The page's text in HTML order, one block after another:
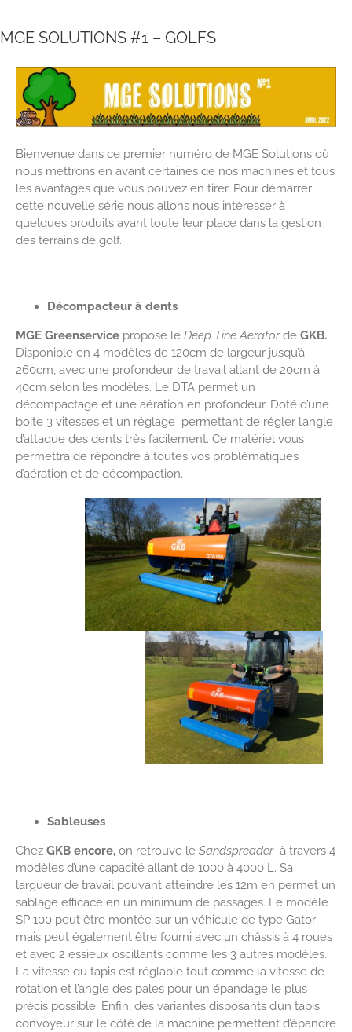
MGE SOLUTIONS #1 – GOLFS
Bienvenue dans ce premier numéro de MGE Solutions où
nous mettrons en avant certaines de nos machines et tous
les avantages que vous pouvez en tirer. Pour démarrer
cette nouvelle série nous allons nous intéresser à
quelques produits ayant toute leur place dans la gestion
des terrains de golf.
Décompacteur à dents
MGE Greenservice propose le Deep Tine Aeratorde GKB.
Disponible en 4 modèles de 120cm de largeur jusqu’à
260cm, avec une profondeur de travail allant de 20cm à
40cm selon les modèles. Le DTA permet un
décompactage et une aération en profondeur. Doté d’une
boite 3 vitesses et un réglage permettant de régler l’angle
d’attaque des dents très facilement. Ce matériel vous
permettra de répondre à toutes vos problématiques
d’aération et de décompaction.
Sableuses
Chez GKB encore, on retrouve le Sandspreader à travers 4
modèles d’une capacité allant de 1000 à 4000 L. Sa
largueur de travail pouvant atteindre les 12m en permet un
sablage efficace en un minimum de passages. Le modèle
SP 100 peut être montée sur un véhicule de type Gator
mais peut également être fourni avec un châssis à 4 roues
et avec 2 essieux oscillants comme les 3 autres modèles.
La vitesse du tapis est réglable tout comme la vitesse de
rotation et l’angle des pales pour un épandage le plus
précis possible. Enfin, des variantes disposants d’un tapis
convoyeur sur le côté de la machine permettent d’épandre